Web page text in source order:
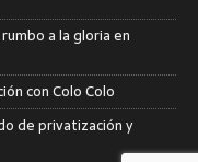
a la gloria en
con Colo Colo
de privatización y